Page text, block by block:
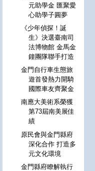
元助學金 匯聚愛
心助學子圓夢
《少年偵探！誕
生》決選臺南司
法博物館 金馬金
鐘團隊聯手打造
金門自行車生態旅
遊首發熱力開騎
國際車友齊聚金
南應大美術系榮獲
第73屆南美展佳
績
原民會與金門縣府
深化合作 打造多
元文化環境
金門縣府瞭解執行